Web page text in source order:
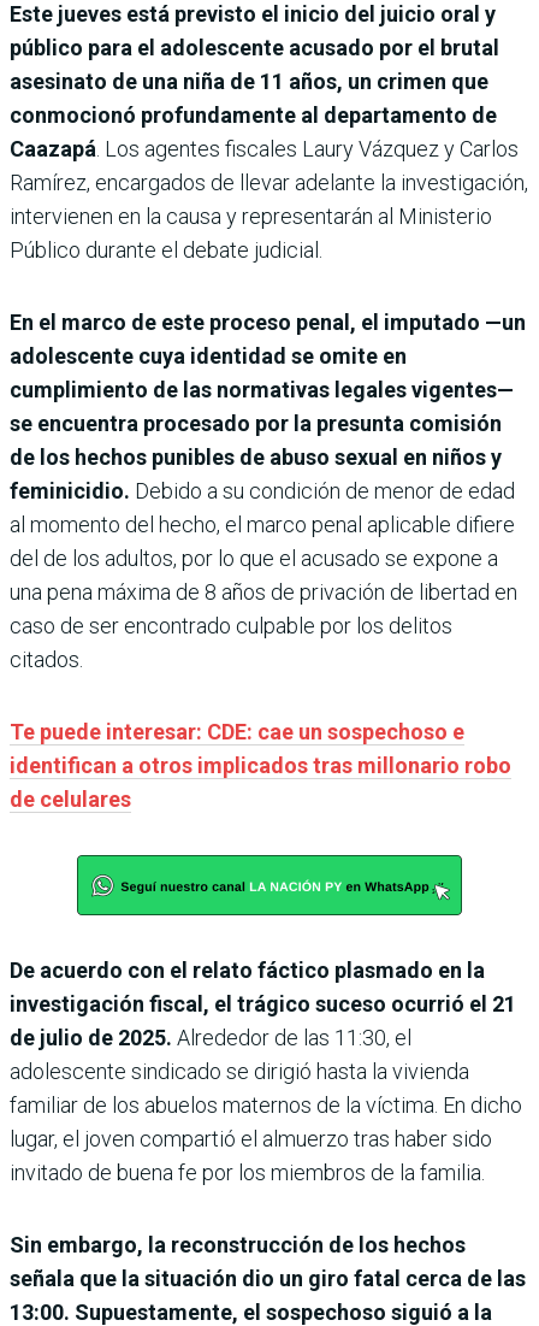
Este jueves está previsto el inicio del juicio oral y
público para el adolescente acusado por el brutal
asesinato de una niña de 11 años, un crimen que
conmocionó profundamente al departamento de
Caazapá . Los agentes fiscales Laury Vázquez y Carlos
Ramírez, encargados de llevar adelante la investigación,
intervienen en la causa y representarán al Ministerio
Público durante el debate judicial.
En el marco de este proceso penal, el imputado —un
adolescente cuya identidad se omite en
cumplimiento de las normativas legales vigentes—
se encuentra procesado por la presunta comisión
de los hechos punibles de abuso sexual en niños y
feminicidio. Debido a su condición de menor de edad
al momento del hecho, el marco penal aplicable difiere
del de los adultos, por lo que el acusado se expone a
una pena máxima de 8 años de privación de libertad en
caso de ser encontrado culpable por los delitos
citados.
Te puede interesar: CDE: cae un sospechoso e
identifican a otros implicados tras millonario robo
de celulares
De acuerdo con el relato fáctico plasmado en la
investigación fiscal, el trágico suceso ocurrió el 21
de julio de 2025. Alrededor de las 11:30, el
adolescente sindicado se dirigió hasta la vivienda
familiar de los abuelos maternos de la víctima. En dicho
lugar, el joven compartió el almuerzo tras haber sido
invitado de buena fe por los miembros de la familia.
Sin embargo, la reconstrucción de los hechos
señala que la situación dio un giro fatal cerca de las
13:00. Supuestamente, el sospechoso siguió a la